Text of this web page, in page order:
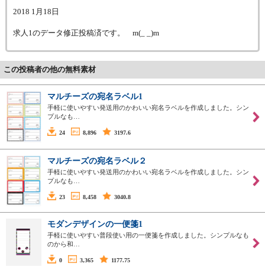
2018 1月18日
求人1のデータ修正投稿済です。 m(_ _)m
この投稿者の他の無料素材
マルチーズの宛名ラベル1
手軽に使いやすい発送用のかわいい宛名ラベルを作成しました。シン
プルなも…
24 8,896 3197.6
マルチーズの宛名ラベル２
手軽に使いやすい発送用のかわいい宛名ラベルを作成しました。シン
プルなも…
23 8,458 3040.8
モダンデザインの一便箋1
手軽に使いやすい普段使い用の一便箋を作成しました。シンプルなも
のから和…
0 3,365 1177.75